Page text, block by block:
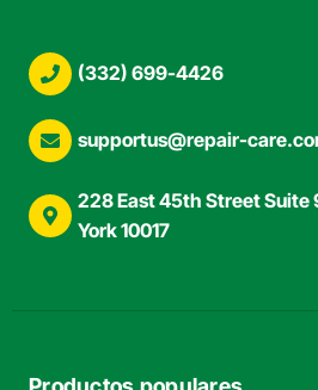
(332) 699-4426
supportus@repair-
228 East 45th Street Suite
York 10017